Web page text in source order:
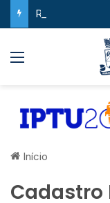
Início
Cadastro